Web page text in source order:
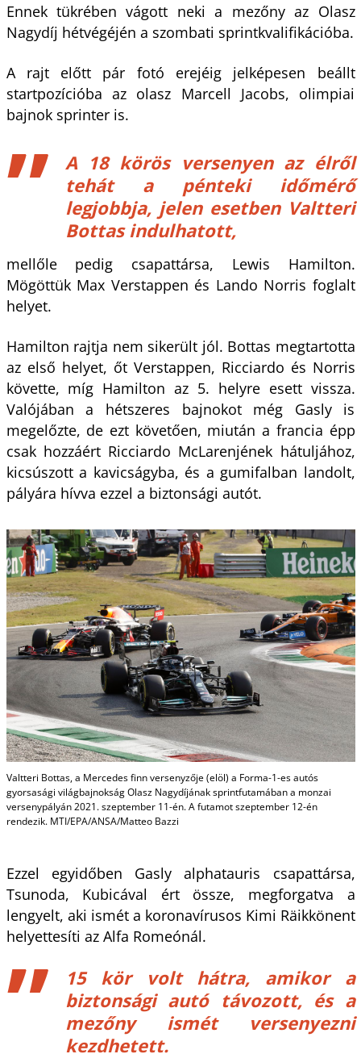
Ennek tükrében vágott neki a mezőny az Olasz
Nagydíj hétvégéjén a szombati sprintkvalifikációba.
A rajt előtt pár fotó erejéig jelképesen beállt
startpozícióba az olasz Marcell Jacobs, olimpiai
bajnok sprinter is.
A 18 körös versenyen az élről
tehát a pénteki időmérő
legjobbja, jelen esetben Valtteri
Bottas indulhatott,
mellőle pedig csapattársa, Lewis Hamilton.
Mögöttük Max Verstappen és Lando Norris foglalt
helyet.
Hamilton rajtja nem sikerült jól. Bottas megtartotta
az első helyet, őt Verstappen, Ricciardo és Norris
követte, míg Hamilton az 5. helyre esett vissza.
Valójában a hétszeres bajnokot még Gasly is
megelőzte, de ezt követően, miután a francia épp
csak hozzáért Ricciardo McLarenjének hátuljához,
kicsúszott a kavicságyba, és a gumifalban landolt,
pályára hívva ezzel a biztonsági autót.
Valtteri Bottas, a Mercedes finn versenyzője (elöl) a Forma-1-es autós
gyorsasági világbajnokság Olasz Nagydíjának sprintfutamában a monzai
versenypályán 2021. szeptember 11-én. A futamot szeptember 12-én
rendezik. MTI/EPA/ANSA/Matteo Bazzi
Ezzel egyidőben Gasly alphatauris csapattársa,
Tsunoda, Kubicával ért össze, megforgatva a
lengyelt, aki ismét a koronavírusos Kimi Räikkönent
helyettesíti az Alfa Romeónál.
15 kör volt hátra, amikor a
biztonsági autó távozott, és a
mezőny ismét versenyezni
kezdhetett.